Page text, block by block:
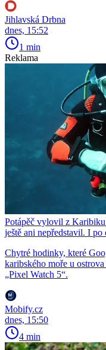
Jihlavská Drbna
dnes, 15:52
1 min
Reklama
Potápěč vylovil z
ještě ani nepředstavil. I
Chytré hodinky, které
karibského moře u
„Pixel Watch 5“.
Mobify.cz
dnes, 15:50
4 min